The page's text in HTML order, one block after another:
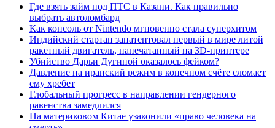
Где взять займ под ПТС в Казани. Как правильно
выбрать автоломбард
Как консоль от Nintendo мгновенно стала суперхитом
Индийский стартап запатентовал первый в мире литой
ракетный двигатель, напечатанный на 3D-принтере
Убийство Дарьи Дугиной оказалось фейком?
Давление на иранский режим в конечном счёте сломает
ему хребет
Глобальный прогресс в направлении гендерного
равенства замедлился
На материковом Китае узаконили «право человека на